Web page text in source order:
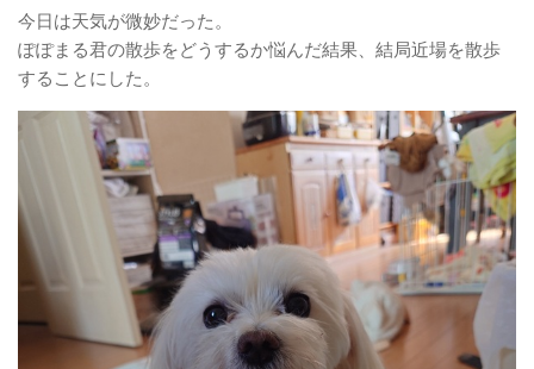
今日は天気が微妙だった。
ぽぽまる君の散歩をどうするか悩んだ結果、結局近場を散歩
することにした。